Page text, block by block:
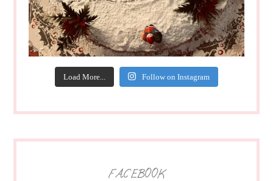
Load More... Follow on Instagram
FACEBOOK